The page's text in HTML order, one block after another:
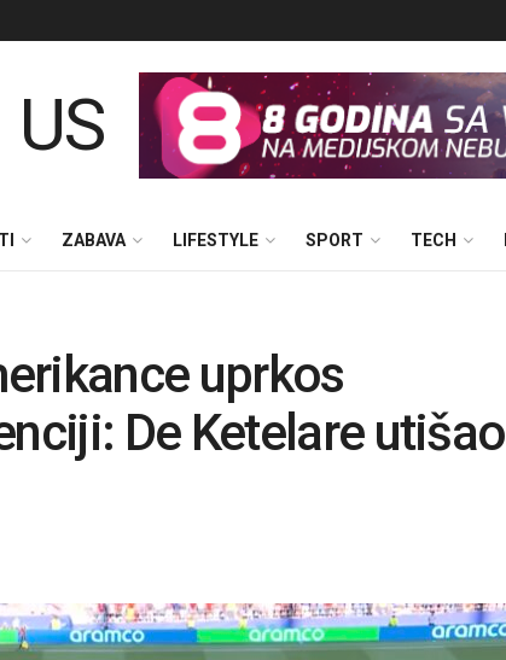
ZABAVA LIFESTYLE SPORT TECH
uprkos
De Ketelare utišao